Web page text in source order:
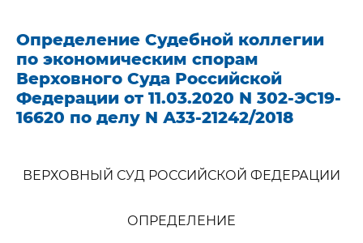
Определение Судебной коллегии
по экономическим спорам
Верховного Суда Российской
Федерации от 11.03.2020 N 302-ЭС19-
16620 по делу N А33-21242/2018
ВЕРХОВНЫЙ СУД РОССИЙСКОЙ ФЕДЕРАЦИИ
ОПРЕДЕЛЕНИЕ